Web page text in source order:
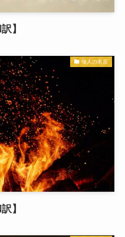
】
偉人の名言
】